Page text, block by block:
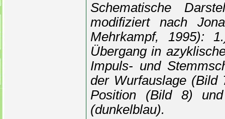
Schematische
modifiziert nach
Mehrkampf, 1995):
Übergang in
Impuls- und
der Wurfauslage
Position (Bild 8)
(dunkelblau).